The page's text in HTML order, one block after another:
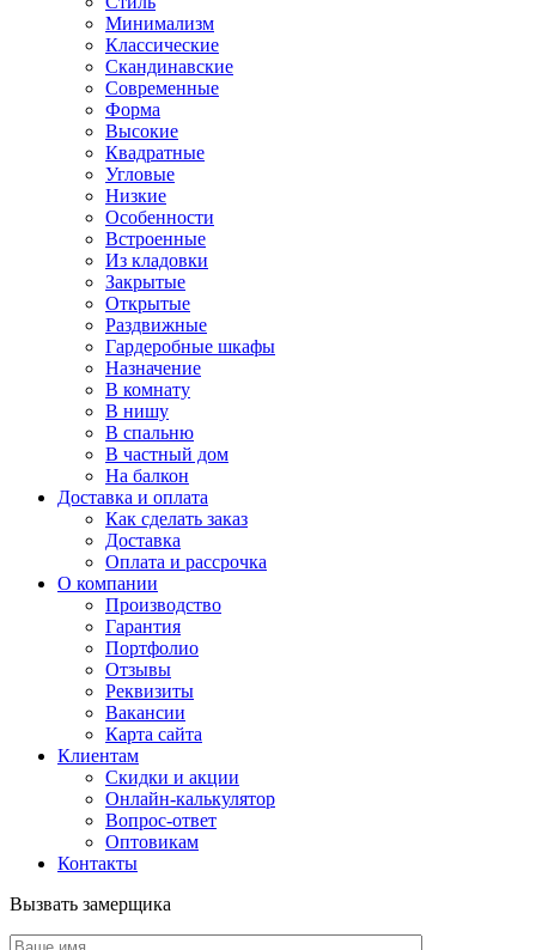
Минимализм
Классические
Скандинавские
Современные
Форма
Высокие
Квадратные
Угловые
Низкие
Особенности
Встроенные
Из кладовки
Закрытые
Открытые
Раздвижные
Гардеробные шкафы
Назначение
В комнату
В нишу
В спальню
В частный дом
На балкон
Доставка и оплата
Как сделать заказ
Доставка
Оплата и рассрочка
О компании
Производство
Гарантия
Портфолио
Отзывы
Реквизиты
Вакансии
Карта сайта
Клиентам
Скидки и акции
Онлайн-калькулятор
Вопрос-ответ
Оптовикам
Контакты
Вызвать замерщика